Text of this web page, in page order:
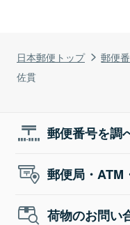
日本郵便トップ 郵便
佐貫
郵便番号を調
郵便局・ATM
荷物のお問い